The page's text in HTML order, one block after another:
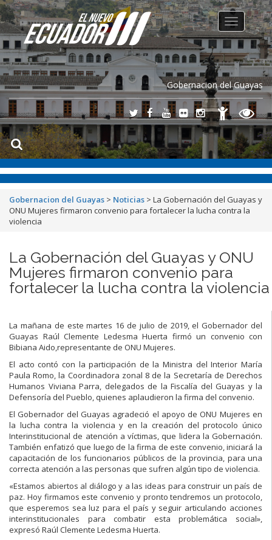
Gobernacion del Guayas
Toggle
navigation
Gobernacion del Guayas > Noticias > La Gobernación del Guayas y
ONU Mujeres firmaron convenio para fortalecer la lucha contra la
violencia
La Gobernación del Guayas y ONU
Mujeres firmaron convenio para
fortalecer la lucha contra la violencia
La mañana de este martes 16 de julio de 2019, el Gobernador del
Guayas Raúl Clemente Ledesma Huerta firmó un convenio con
Bibiana Aido,representante de ONU Mujeres.
El acto contó con la participación de la Ministra del Interior María
Paula Romo, la Coordinadora zonal 8 de la Secretaría de Derechos
Humanos Viviana Parra, delegados de la Fiscalía del Guayas y la
Defensoría del Pueblo, quienes aplaudieron la firma del convenio.
El Gobernador del Guayas agradeció el apoyo de ONU Mujeres en
la lucha contra la violencia y en la creación del protocolo único
Interinstitucional de atención a víctimas, que lidera la Gobernación.
También enfatizó que luego de la firma de este convenio, iniciará la
capacitación de los funcionarios públicos de la provincia, para una
correcta atención a las personas que sufren algún tipo de violencia.
«Estamos abiertos al diálogo y a las ideas para construir un país de
paz. Hoy firmamos este convenio y pronto tendremos un protocolo,
que esperemos sea luz para el país y seguir articulando acciones
interinstitucionales para combatir esta problemática social»,
expresó Raúl Clemente Ledesma Huerta.